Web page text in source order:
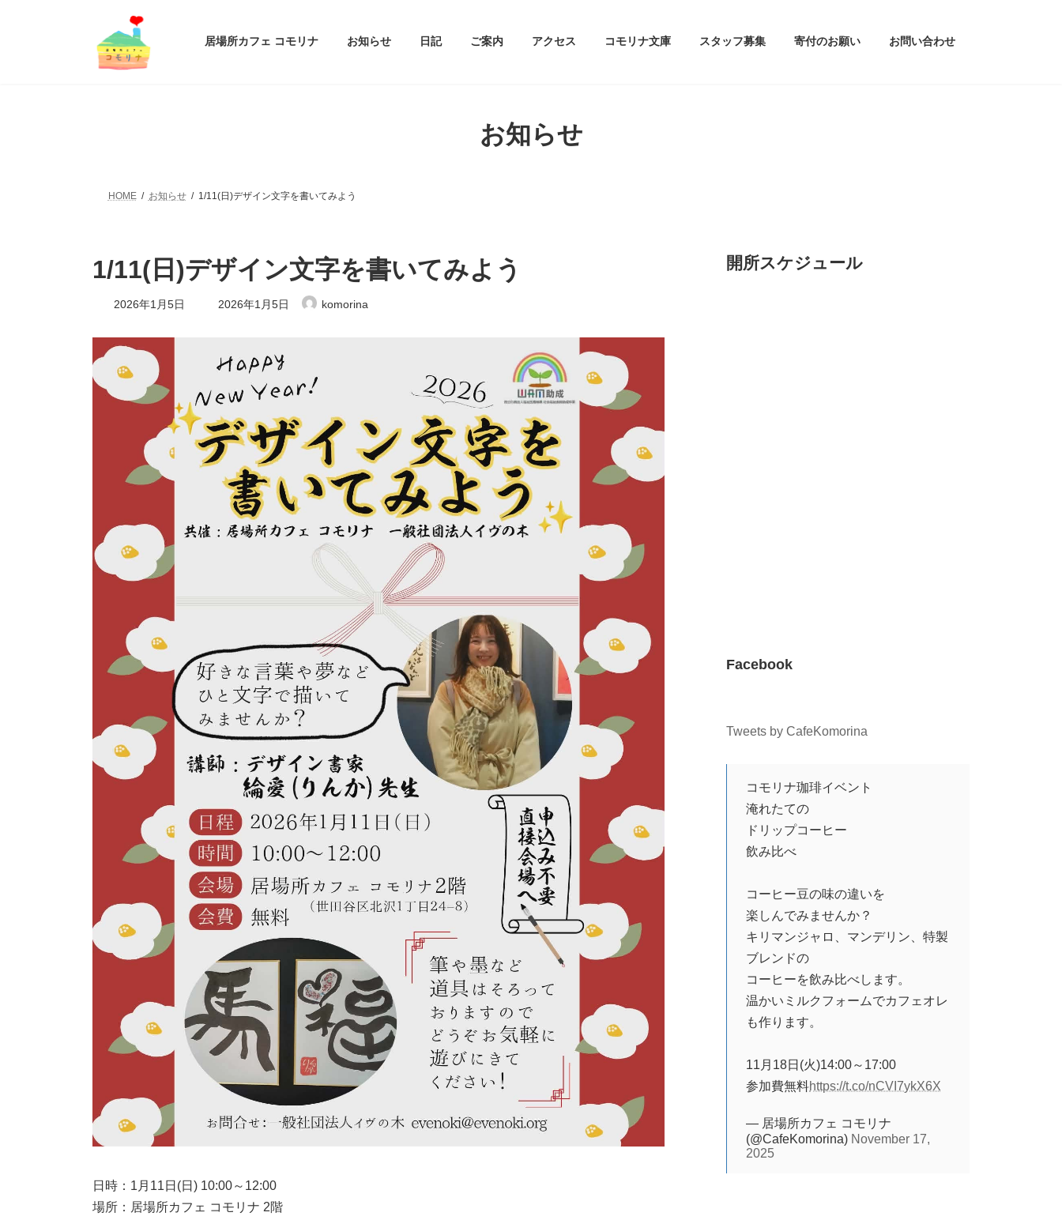
居場所カフェ コモリナ お知らせ 日記 ご案内 アクセス コモリナ文庫 スタッフ募集 寄付のお願い お問い合わせ
お知らせ
HOME お知らせ 1/11(日)デザイン文字を書いてみよう
1/11(日)デザイン文字を書いてみよう
2026年1月5日
最
日
時
2026年1月5日 komorina
日時：1月11日(日) 10:00～12:00
場所：居場所カフェ コモリナ 2階
開所スケジュール
Facebook
Tweets by CafeKomorina
コモリナ珈琲イベント
淹れたての
ドリップコーヒー
飲み比べ
コーヒー豆の味の違いを
楽しんでみませんか？
キリマンジャロ、マンデリン、特製
ブレンドの
コーヒーを飲み比べします。
温かいミルクフォームでカフェオレ
も作ります。
11月18日(火)14:00～17:00
参加費無料https://t.co/nCVI7ykX6X
— 居場所カフェ コモリナ
(@CafeKomorina) November 17,
2025